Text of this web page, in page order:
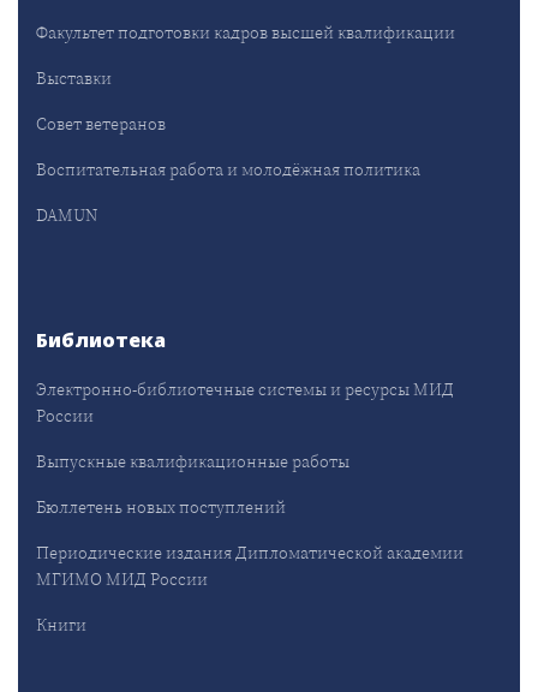
Факультет подготовки кадров высшей квалификации
Выставки
Совет ветеранов
Воспитательная работа и молодёжная политика
DAMUN
Библиотека
Электронно-библиотечные системы и ресурсы МИД
России
Выпускные квалификационные работы
Бюллетень новых поступлений
Периодические издания Дипломатической академии
МГИМО МИД России
Книги